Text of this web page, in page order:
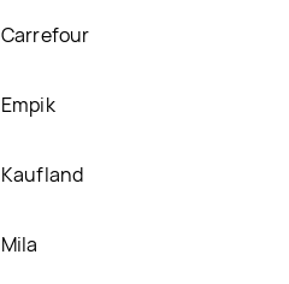
Carrefour
Empik
Kaufland
Mila